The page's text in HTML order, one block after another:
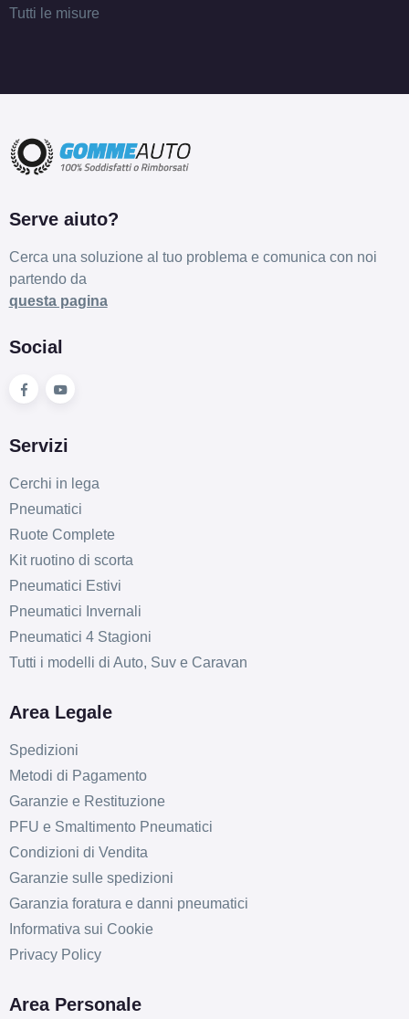
Tutti le misure
Serve aiuto?
Cerca una soluzione al tuo problema e comunica con noi
partendo da
questa pagina
Social
Servizi
Cerchi in lega
Pneumatici
Ruote Complete
Kit ruotino di scorta
Pneumatici Estivi
Pneumatici Invernali
Pneumatici 4 Stagioni
Tutti i modelli di Auto, Suv e Caravan
Area Legale
Spedizioni
Metodi di Pagamento
Garanzie e Restituzione
PFU e Smaltimento Pneumatici
Condizioni di Vendita
Garanzie sulle spedizioni
Garanzia foratura e danni pneumatici
Informativa sui Cookie
Privacy Policy
Area Personale